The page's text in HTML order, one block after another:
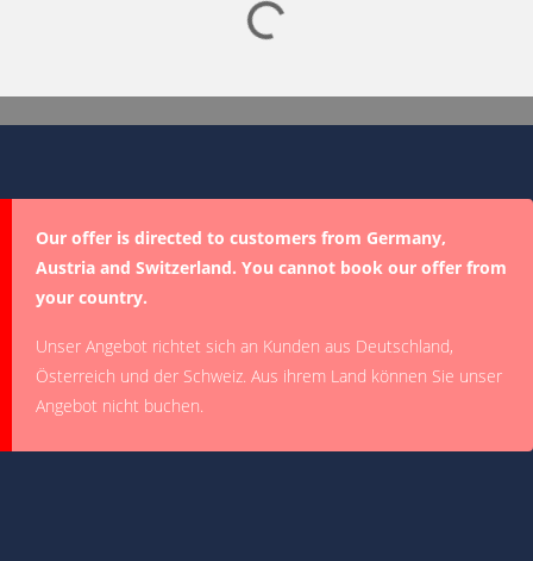
Lade SPORTDIGITAL+ Mediathek
Our offer is directed to customers from Germany,
Austria and Switzerland. You cannot book our offer from
your country.
Unser Angebot richtet sich an Kunden aus Deutschland,
Österreich und der Schweiz. Aus ihrem Land können Sie unser
Angebot nicht buchen.